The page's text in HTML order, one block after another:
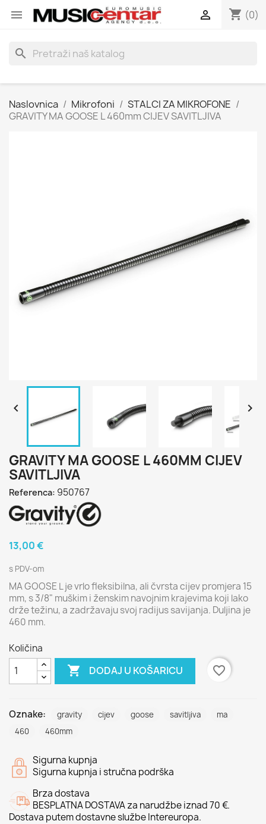
 shopping_cart (0)

search
Naslovnica Mikrofoni
STALCI ZA MIKROFONE
GRAVITY MA GOOSE L 460mm CIJEV SAVITLJIVA
 
GRAVITY MA GOOSE L 460MM CIJEV
SAVITLJIVA
Referenca: 950767
13,00 €
s PDV-om
MA GOOSE L je vrlo fleksibilna, ali čvrsta cijev promjera 15
mm, s 3/8" muškim i ženskim navojnim krajevima koji lako
drže težinu, a zadržavaju svoj radijus savijanja. Duljina je
460 mm.
Količina
 DODAJ U KOŠARICU favorite_border
Oznake: gravity cijev goose savitljiva
ma
460
460mm
Sigurna kupnja
Sigurna kupnja i stručna podrška
Brza dostava
BESPLATNA DOSTAVA za narudžbe iznad 70 €.
Dostava putem dostavne službe Intereuropa.